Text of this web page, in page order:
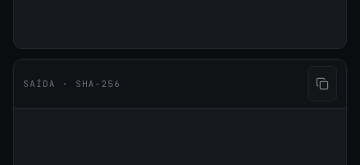
SAÍDA · SHA-256